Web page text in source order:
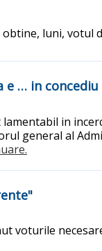
luni, votul
e … in
in
general al
voturile